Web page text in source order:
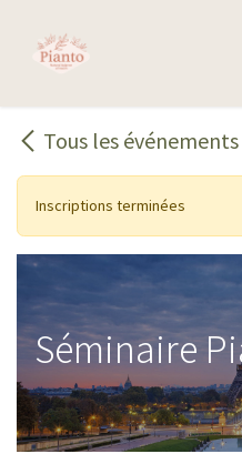
Tous les événements
Inscriptions terminées
Séminaire